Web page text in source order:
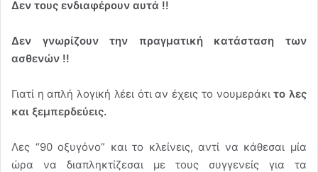
Δεν τους ενδιαφέρουν αυτά !!
Δεν γνωρίζουν την πραγματική κατάσταση των
ασθενών !!
Γιατί η απλή λογική λέει ότι αν έχεις το νουμεράκιτο λες
και ξεμπερδεύεις.
Λες “90 οξυγόνο” και το κλείνεις, αντί να κάθεσαι μία
ώρα να διαπληκτίζεσαι με τους συγγενείς για τα